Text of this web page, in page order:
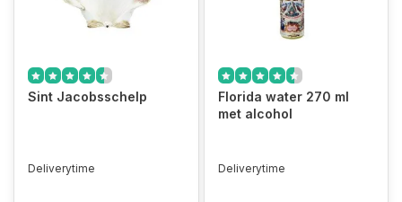
Sint Jacobsschelp
Deliverytime
Florida water 270 ml
met alcohol
Deliverytime